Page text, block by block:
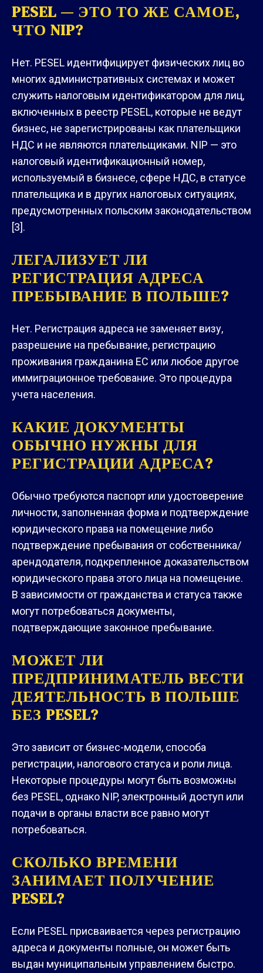
PESEL — ЭТО ТО ЖЕ САМОЕ,
ЧТО NIP?
Нет. PESEL идентифицирует физических лиц во
многих административных системах и может
служить налоговым идентификатором для лиц,
включенных в реестр PESEL, которые не ведут
бизнес, не зарегистрированы как плательщики
НДС и не являются плательщиками. NIP — это
налоговый идентификационный номер,
используемый в бизнесе, сфере НДС, в статусе
плательщика и в других налоговых ситуациях,
предусмотренных польским законодательством
[3].
ЛЕГАЛИЗУЕТ ЛИ
РЕГИСТРАЦИЯ АДРЕСА
ПРЕБЫВАНИЕ В ПОЛЬШЕ?
Нет. Регистрация адреса не заменяет визу,
разрешение на пребывание, регистрацию
проживания гражданина ЕС или любое другое
иммиграционное требование. Это процедура
учета населения.
КАКИЕ ДОКУМЕНТЫ
ОБЫЧНО НУЖНЫ ДЛЯ
РЕГИСТРАЦИИ АДРЕСА?
Обычно требуются паспорт или удостоверение
личности, заполненная форма и подтверждение
юридического права на помещение либо
подтверждение пребывания от собственника/
арендодателя, подкрепленное доказательством
юридического права этого лица на помещение.
В зависимости от гражданства и статуса также
могут потребоваться документы,
подтверждающие законное пребывание.
МОЖЕТ ЛИ
ПРЕДПРИНИМАТЕЛЬ ВЕСТИ
ДЕЯТЕЛЬНОСТЬ В ПОЛЬШЕ
БЕЗ PESEL?
Это зависит от бизнес-модели, способа
регистрации, налогового статуса и роли лица.
Некоторые процедуры могут быть возможны
без PESEL, однако NIP, электронный доступ или
подачи в органы власти все равно могут
потребоваться.
СКОЛЬКО ВРЕМЕНИ
ЗАНИМАЕТ ПОЛУЧЕНИЕ
PESEL?
Если PESEL присваивается через регистрацию
адреса и документы полные, он может быть
выдан муниципальным управлением быстро.